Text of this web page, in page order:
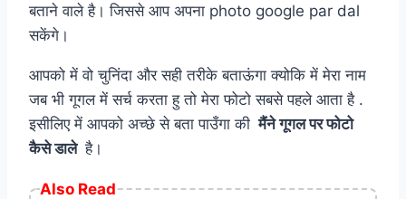
बताने वाले है। जिससे आप अपना photo google par dal
सकेंगे।
आपको में वो चुनिंदा और सही तरीके बताऊंगा क्योकि में मेरा नाम
जब भी गूगल में सर्च करता हु तो मेरा फोटो सबसे पहले आता है .
इसीलिए में आपको अच्छे से बता पाउँगा की मैंने गूगल पर फोटो
कैसे डाले है।
Also Read